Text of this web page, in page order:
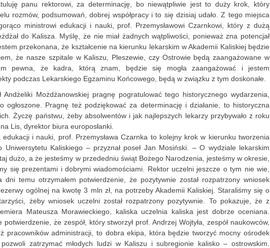
panu rektorowi, za determinację, bo niewątpliwie jest to duży krok, który
rozmów, podsumowań, dobrej współpracy i to się dzisiaj udało. Z tego miejsca
ministrowi edukacji i nauki, prof. Przemysławowi Czarnkowi, który z dużą
do Kalisza. Myślę, że nie miał żadnych wątpliwości, ponieważ zna potencjał
przekonana, że kształcenie na kierunku lekarskim w Akademii Kaliskiej będzie
że nasze szpitale w Kaliszu, Pleszewie, czy Ostrowie będą zaangażowane w
pewna, że kadra, którą znam, będzie się mogła zaangażować i jestem
podczas Lekarskiego Egzaminu Końcowego, będą w związku z tym doskonałe.
Andżeliki Możdżanowskiej pragnę pogratulować tego historycznego wydarzenia,
ogłoszone. Pragnę też podziękować za determinację i działanie, to historyczna
Życzę państwu, żeby absolwentów i jak najlepszych lekarzy przybywało z roku
Lis, dyrektor biura europosłanki.
i nauki, prof. Przemysława Czarnka to kolejny krok w kierunku tworzenia
Uniwersytetu Kaliskiego – przyznał poseł Jan Mosiński. – O wydziale lekarskim
dużo, a że jesteśmy w przededniu świąt Bożego Narodzenia, jesteśmy w okresie,
się prezentami i dobrymi wiadomościami. Rektor uczelni jeszcze o tym nie wie,
dni temu otrzymałem potwierdzenie, że pozytywnie został rozpatrzony wniosek
ogólnej na kwotę 3 mln zł, na potrzeby Akademii Kaliskiej. Staraliśmy się o
żeby wniosek uczelni został rozpatrzony pozytywnie. To pokazuje, że z
Mateusza Morawieckiego, kaliska uczelnia kaliska jest dobrze oceniana.
że zespół, który stworzył prof. Andrzej Wojtyła, zespół naukowców,
pracowników administracji, to dobra ekipa, która będzie tworzyć mocny ośrodek
zatrzymać młodych ludzi w Kaliszu i subregionie kalisko – ostrowskim.